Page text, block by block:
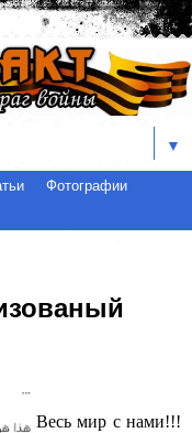
▼
Фотографии
Весь мир с нами!!!